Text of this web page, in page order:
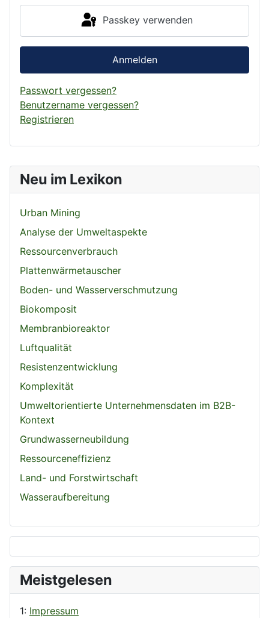
Neu im Lexikon
Urban Mining
Analyse der Umweltaspekte
Ressourcenverbrauch
Plattenwärmetauscher
Boden- und Wasserverschmutzung
Biokomposit
Membranbioreaktor
Luftqualität
Resistenzentwicklung
Komplexität
Umweltorientierte Unternehmensdaten im B2B-
Kontext
Grundwasserneubildung
Ressourceneffizienz
Land- und Forstwirtschaft
Wasseraufbereitung
Meistgelesen
1: Impressum
Passkey verwenden
Anmelden
Passwort vergessen?
Benutzername vergessen?
Registrieren